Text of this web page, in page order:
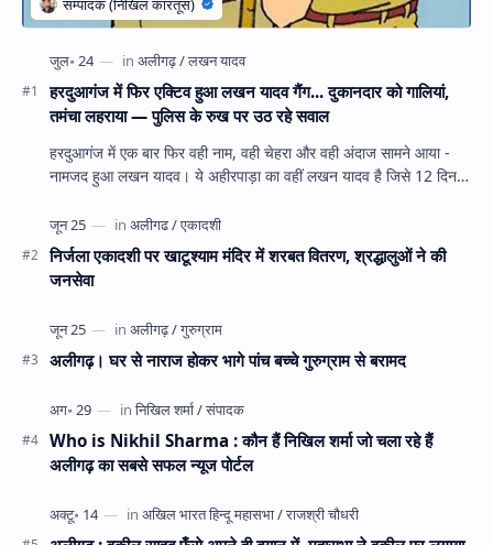
हरदुआगंज में फिर एक्टिव हुआ लखन यादव गैंग... दुकानदार को गालियां,
तमंचा लहराया — पुलिस के रुख पर उठ रहे सवाल
हरदुआगंज में एक बार फिर वही नाम, वही चेहरा और वही अंदाज सामने आया -
नामजद हुआ लखन यादव। ये अहीरपाड़ा का वहीं लखन यादव है जिसे 12 दिन
निर्जला एकादशी पर खाटूश्याम मंदिर में शरबत वितरण, श्रद्धालुओं ने की
जनसेवा
अलीगढ़। घर से नाराज होकर भागे पांच बच्चे गुरुग्राम से बरामद
Who is Nikhil Sharma : कौन हैं निखिल शर्मा जो चला रहे हैं
अलीगढ़ का सबसे सफल न्यूज पोर्टल